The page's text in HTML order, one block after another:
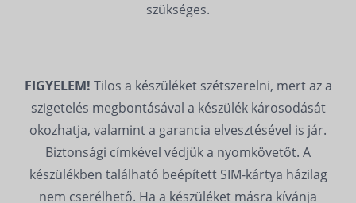
szükséges.
FIGYELEM! Tilos a készüléket szétszerelni, mert az a
szigetelés megbontásával a készülék károsodását
okozhatja, valamint a garancia elvesztésével is jár.
Biztonsági címkével védjük a nyomkövetőt. A
készülékben található beépített SIM-kártya házilag
nem cserélhető. Ha a készüléket másra kívánja